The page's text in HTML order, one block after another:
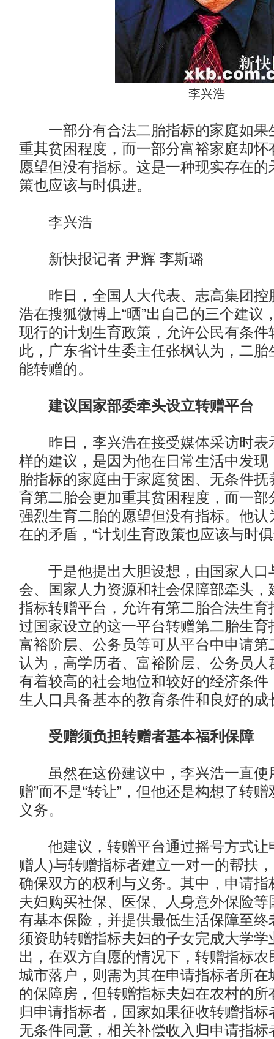
李兴浩
一部分有合法二胎指标的家庭如果
重其贫困程度，而一部分富裕家庭却怀
愿望但没有指标。这是一种现实存在
策也应该与时俱进。
李兴浩
新快报记者 尹辉 李斯璐
昨日，全国人大代表、志高集团控
浩在搜狐微博上“晒”出自己的三个建议
现行的计划生育政策，允许公民有条件
此，广东省计生委主任张枫认为，二
能转赠的。
建议国家部委牵头设立转赠平台
昨日，李兴浩在接受媒体采访时表
样的建议，是因为他在日常生活中发现
胎指标的家庭由于家庭贫困、无条件
育第二胎会更加重其贫困程度，而一部
强烈生育二胎的愿望但没有指标。他认
在的矛盾，“计划生育政策也应该与时
于是他提出大胆设想，由国家人口
会、国家人力资源和社会保障部牵头，
指标转赠平台，允许有第二胎合法生育
过国家设立的这一平台转赠第二胎生育
富裕阶层、公务员等可从平台中申请第
认为，高学历者、富裕阶层、公务员人
有着较高的社会地位和较好的经济条件
生人口具备基本的教育条件和良好的成
受赠须负担转赠者基本福利保障
虽然在这份建议中，李兴浩一直使
赠”而不是“转让”，但他还是构想了转
义务。
他建议，转赠平台通过摇号方式让
赠人)与转赠指标者建立一对一的帮扶
确保双方的权利与义务。其中，申请指
夫妇购买社保、医保、人身意外保险等
有基本保险，并提供最低生活保障至终
须资助转赠指标夫妇的子女完成大学学
出，在双方自愿的情况下，转赠指标农
城市落户，则需为其在申请指标者所在
的保障房，但转赠指标夫妇在农村的所
归申请指标者，国家如果征收转赠指
无条件同意，相关补偿收入归申请指标